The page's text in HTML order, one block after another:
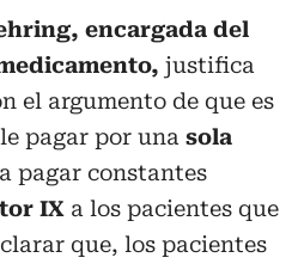
encargada del
justifica
el argumento de que es
pagar por una sola
pagar constantes
IX a los pacientes que
que, los pacientes